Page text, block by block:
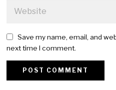
Save my name, email, and
next time I comment.